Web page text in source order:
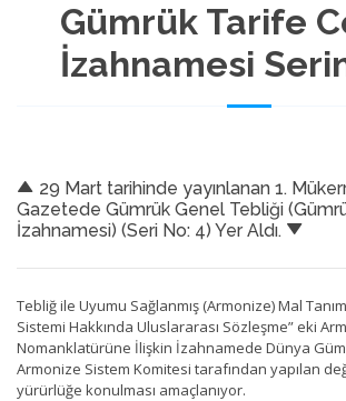
Gümrük Tarife
İzahnamesi
29 Mart tarihinde yayınlanan 1.
Gazetede Gümrük Genel Tebliği
İzahnamesi) (Seri No: 4) Yer Aldı.
Tebliğ ile Uyumu Sağlanmış (Armonize) Mal
Sistemi Hakkında Uluslararası Sözleşme” eki
Nomanklatürüne İlişkin İzahnamede Dünya
Armonize Sistem Komitesi tarafından yapılan
yürürlüğe konulması amaçlanıyor.